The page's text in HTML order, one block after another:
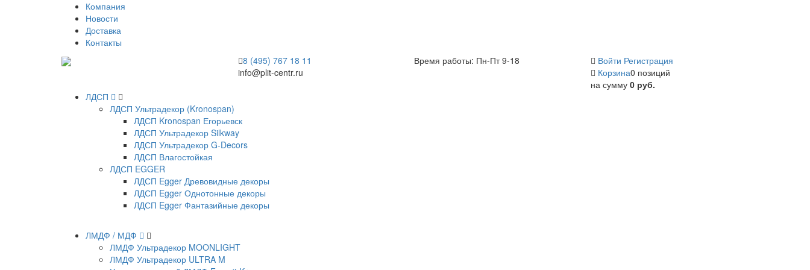
Компания
Новости
Доставка
Контакты
8 (495) 767 18 11
info@plit-centr.ru
Время работы: Пн-Пт 9-18 Войти Регистрация
Корзина0 позиций
на сумму 0 руб.
ЛДСП
ЛДСП Ультрадекор (Kronospan)
ЛДСП Kronospan Егорьевск
ЛДСП Ультрадекор Silkway
ЛДСП Ультрадекор G-Decors
ЛДСП Влагостойкая
ЛДСП EGGER
ЛДСП Egger Древовидные декоры
ЛДСП Egger Однотонные декоры
ЛДСП Egger Фантазийные декоры
ЛМДФ / МДФ
ЛМДФ Ультрадекор MOONLIGHT
ЛМДФ Ультрадекор ULTRA M